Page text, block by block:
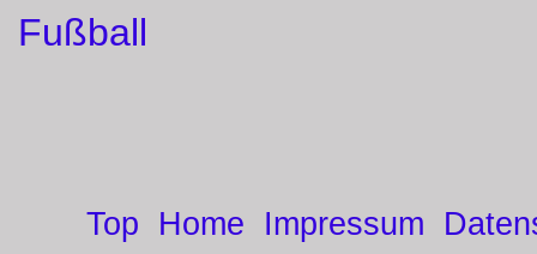
Fußball
Top Home Impressum